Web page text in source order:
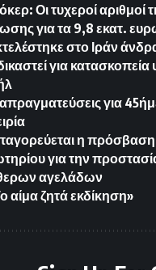
Οι τυχεροί αριθμοί
για τα 9,8 εκατ.
στο Ιράν
για κατασκοπεία
για
η πρόσβαση
για την
αγελάδων
αίμα ζητά εκδίκηση»